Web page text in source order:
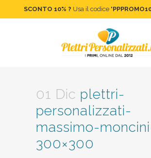
SCONTO 10% ? Usa il codice "
plettri-
massimo-moncini-
01 Dic plettri-
personalizzati-
massimo-
300×300